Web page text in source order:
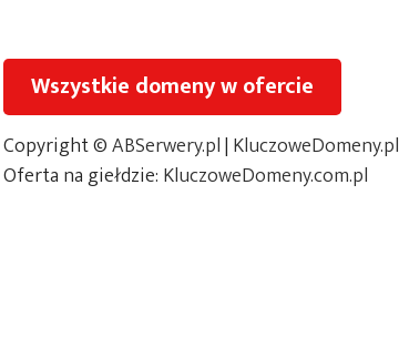
Wszystkie domeny w ofercie
Copyright ©ABSerwery.pl| KluczoweDomeny.pl
Oferta na giełdzie: KluczoweDomeny.com.pl